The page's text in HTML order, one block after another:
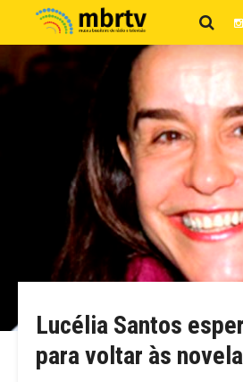
Lucélia Santos
para voltar às